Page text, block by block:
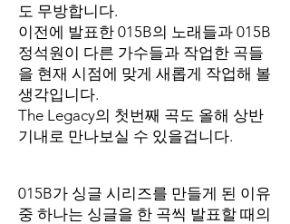
도 무방합니다.
이전에 발표한 015B의 노래들과 015B
정석원이 다른 가수들과 작업한 곡들
을 현재 시점에 맞게 새롭게 작업해 볼
생각입니다.
The Legacy의 첫번째 곡도 올해 상반
기내로 만나보실 수 있을겁니다.
015B가 싱글 시리즈를 만들게 된 이유
중 하나는 싱글을 한 곡씩 발표할 때의